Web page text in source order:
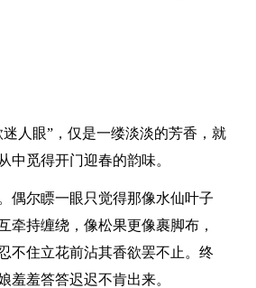
人眼”，仅是一缕淡淡的芳香，就
觅得开门迎春的韵味。
偶尔瞟一眼只觉得那像水仙叶子
牵持缠绕，像松果更像裹脚布，
不住立花前沾其香欲罢不止。终
羞答答迟迟不肯出来。